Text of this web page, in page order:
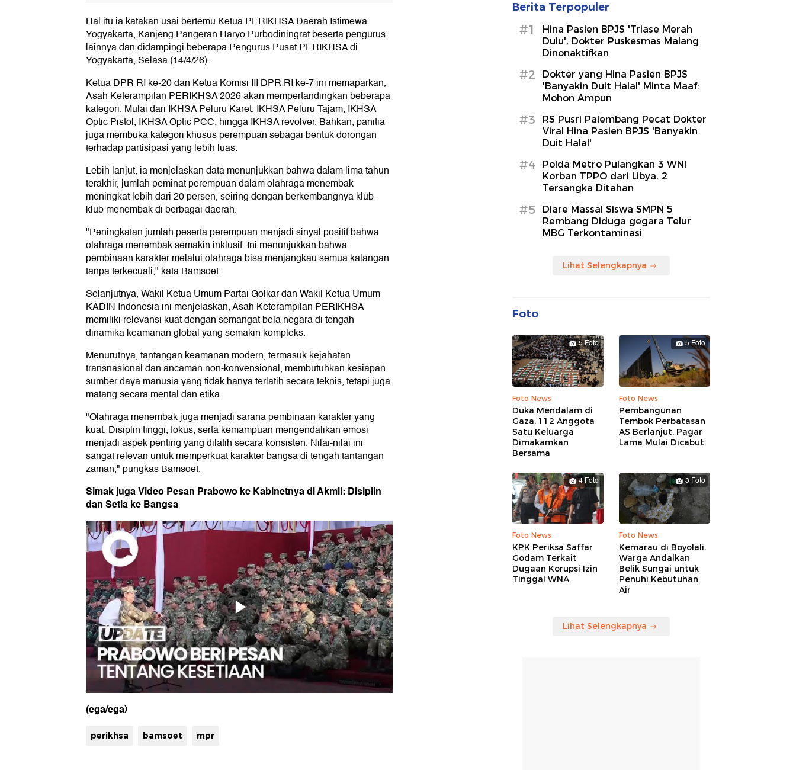
Hal itu ia katakan usai bertemu Ketua PERIKHSA Daerah Istimewa
Yogyakarta, Kanjeng Pangeran Haryo Purbodiningrat beserta pengurus
lainnya dan didampingi beberapa Pengurus Pusat PERIKHSA di
Yogyakarta, Selasa (14/4/26).
Ketua DPR RI ke-20 dan Ketua Komisi III DPR RI ke-7 ini memaparkan,
Asah Keterampilan PERIKHSA 2026 akan mempertandingkan beberapa
kategori. Mulai dari IKHSA Peluru Karet, IKHSA Peluru Tajam, IKHSA
Optic Pistol, IKHSA Optic PCC, hingga IKHSA revolver. Bahkan, panitia
juga membuka kategori khusus perempuan sebagai bentuk dorongan
terhadap partisipasi yang lebih luas.
Lebih lanjut, ia menjelaskan data menunjukkan bahwa dalam lima tahun
terakhir, jumlah peminat perempuan dalam olahraga menembak
meningkat lebih dari 20 persen, seiring dengan berkembangnya klub-
klub menembak di berbagai daerah.
"Peningkatan jumlah peserta perempuan menjadi sinyal positif bahwa
olahraga menembak semakin inklusif. Ini menunjukkan bahwa
pembinaan karakter melalui olahraga bisa menjangkau semua kalangan
tanpa terkecuali," kata Bamsoet.
Selanjutnya, Wakil Ketua Umum Partai Golkar dan Wakil Ketua Umum
KADIN Indonesia ini menjelaskan, Asah Keterampilan PERIKHSA
memiliki relevansi kuat dengan semangat bela negara di tengah
dinamika keamanan global yang semakin kompleks.
Menurutnya, tantangan keamanan modern, termasuk kejahatan
transnasional dan ancaman non-konvensional, membutuhkan kesiapan
sumber daya manusia yang tidak hanya terlatih secara teknis, tetapi juga
matang secara mental dan etika.
"Olahraga menembak juga menjadi sarana pembinaan karakter yang
kuat. Disiplin tinggi, fokus, serta kemampuan mengendalikan emosi
menjadi aspek penting yang dilatih secara konsisten. Nilai-nilai ini
sangat relevan untuk memperkuat karakter bangsa di tengah tantangan
zaman," pungkas Bamsoet.
Simak juga Video Pesan Prabowo ke Kabinetnya di Akmil: Disiplin
dan Setia ke Bangsa
(ega/ega)
perikhsa bamsoet mpr
Berita Terpopuler
#1
Hina Pasien BPJS 'Triase Merah
Dulu', Dokter Puskesmas Malang
Dinonaktifkan
#2
Dokter yang Hina Pasien BPJS
'Banyakin Duit Halal' Minta Maaf:
Mohon Ampun
#3
RS Pusri Palembang Pecat Dokter
Viral Hina Pasien BPJS 'Banyakin
Duit Halal'
#4
Polda Metro Pulangkan 3 WNI
Korban TPPO dari Libya, 2
Tersangka Ditahan
#5
Diare Massal Siswa SMPN 5
Rembang Diduga gegara Telur
MBG Terkontaminasi
Lihat Selengkapnya
Foto
5 Foto
Foto News
Duka Mendalam di
Gaza, 112 Anggota
Satu Keluarga
Dimakamkan
Bersama
5 Foto
Foto News
Pembangunan
Tembok Perbatasan
AS Berlanjut, Pagar
Lama Mulai Dicabut
4 Foto
Foto News
KPK Periksa Saffar
Godam Terkait
Dugaan Korupsi Izin
Tinggal WNA
3 Foto
Foto News
Kemarau di Boyolali,
Warga Andalkan
Belik Sungai untuk
Penuhi Kebutuhan
Air
Lihat Selengkapnya